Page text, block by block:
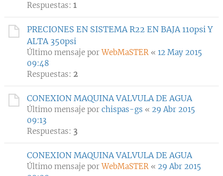
Respuestas: 1
PRECIONES EN SISTEMA R22 EN BAJA 110psi Y
ALTA 350psi
Último mensaje porWebMaSTER « 12 May 2015
09:48
Respuestas: 2
CONEXION MAQUINA VALVULA DE AGUA
Último mensaje por chispas-gs « 29 Abr 2015
09:13
Respuestas: 3
CONEXION MAQUINA VALVULA DE AGUA
Último mensaje porWebMaSTER « 29 Abr 2015